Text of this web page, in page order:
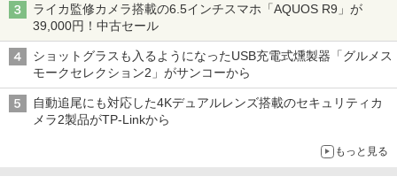
ライカ監修カメラ搭載の6.5インチスマホ「AQUOS R9」が
39,000円！中古セール
ショットグラスも入るようになったUSB充電式燻製器「グルメス
モークセレクション2」がサンコーから
自動追尾にも対応した4Kデュアルレンズ搭載のセキュリティカ
メラ2製品がTP-Linkから
もっと見る